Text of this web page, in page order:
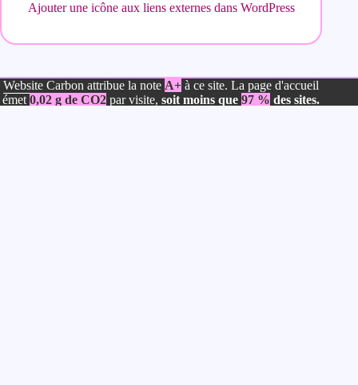
Ajouter une icône aux liens externes dans WordPress
Website Carbon attribue la note A+ à ce site. La page d'accueil
émet0,02 g de CO2 par visite,soit moins que97 % des sites.